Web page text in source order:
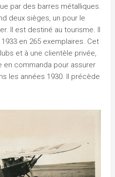
par des barres métalliques.
deux sièges, un pour le
Il est destiné au tourisme. Il
en 265 exemplaires. Cet
et à une clientèle privée,
en commanda pour assurer
les années 1930. Il précède